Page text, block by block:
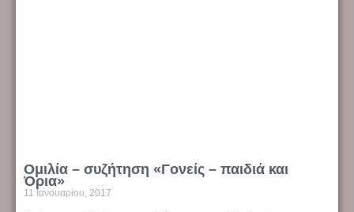
Ομιλία – συζήτηση «Γονείς – παιδιά και
Όρια»
11 Ιανουαρίου, 2017